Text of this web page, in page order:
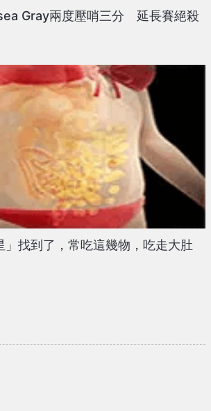
Gray兩度壓哨三分 延長賽絕殺
」找到了，常吃這幾物，吃走大肚